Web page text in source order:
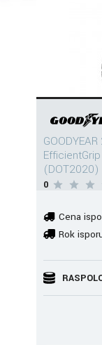
(DOT2020)
0
Cena
Rok